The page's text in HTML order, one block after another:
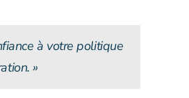
à votre politique
»